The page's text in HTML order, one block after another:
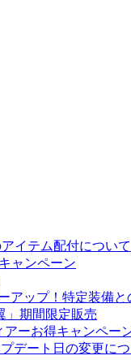
イテム配付について
ャンペーン
アップ！特定装備
期間限定販売
ーお得キャンペー
デート日の変更に